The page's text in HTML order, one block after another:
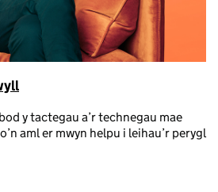
y tactegau a’r technegau mae
aml er mwyn helpu i leihau’r perygl